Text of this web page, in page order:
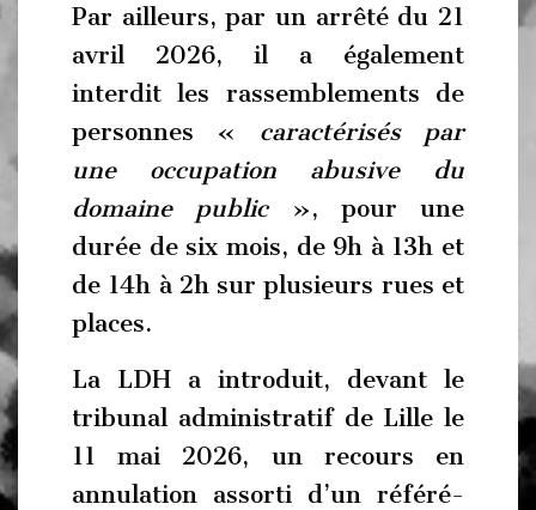
Par ailleurs, par un arrêté du 21
avril 2026, il a également
interdit les rassemblements de
personnes « caractérisés par
une occupation abusive du
domaine public», pour une
durée de six mois, de 9h à 13h et
de 14h à 2h sur plusieurs rues et
places.
La LDH a introduit, devant le
tribunal administratif de Lille le
11 mai 2026, un recours en
annulation assorti d’un référé-